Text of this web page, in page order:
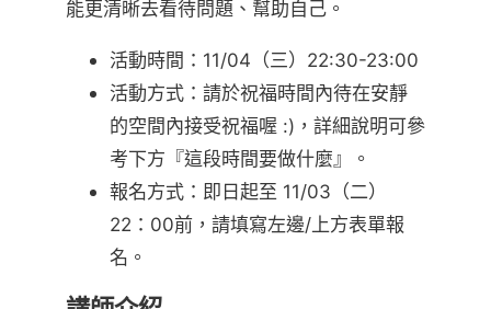
能更清晰去看待問題、幫助自己。
活動時間：11/04（三）22:30-23:00
活動方式：請於祝福時間內待在安靜
的空間內接受祝福喔 :)，詳細說明可參
考下方『這段時間要做什麼』。
報名方式：即日起至 11/03（二）
22：00前，請填寫左邊/上方表單報
名。